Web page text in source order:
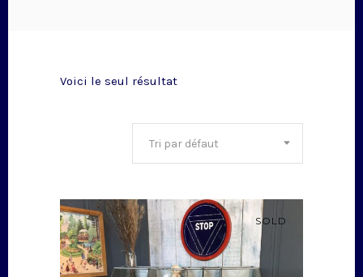
Voici le seul résultat
Tri par défaut
SOLD